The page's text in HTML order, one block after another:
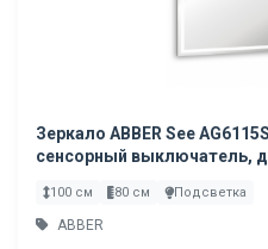
Зеркало ABBER See
сенсорный выключатель,
100 см 80 см Подсветка
ABBER